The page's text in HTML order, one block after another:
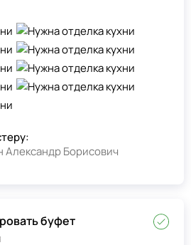
Александр Борисович
буфет